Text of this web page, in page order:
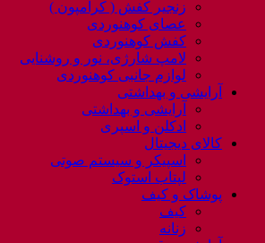
زنجیر کفش ( کرامپون )
عصای کوهنوردی
کفش کوهنوردی
لامپ شارژی، نور و روشنایی
لوازم جانبی کوهنوردی
آرایشی و بهداشتی
آرایشی و بهداشتی
ادکلن و اسپری
کالای دیجیتال
اسپیکر و سیستم صوتی
لپتاب استوک
پوشاک و کیف
کیف
زنانه